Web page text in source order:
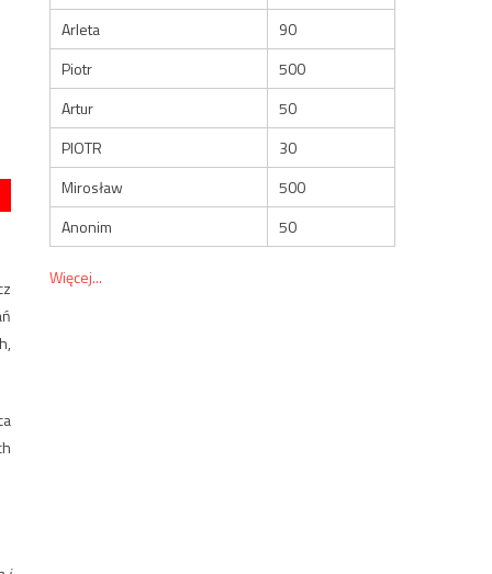
Arleta
90
Piotr
500
Artur
50
PIOTR
30
Mirosław
500
Anonim
50
Więcej...